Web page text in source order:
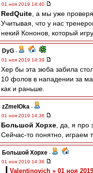
01 ноя 2019 14:40
RedQuite , а мы уже
Учитывая, что у нас
некий Кононов, который
DyG -
01 ноя 2019 14:39
Хер бы эта зюба забила
10 фолов в нападении за
как и раньше.
zZmeIOka -
01 ноя 2019 14:36
Большой Хорхе , да, я про
Сейчас-то понятно, играем
Большой Хорхе -
01 ноя 2019 14:36
Valentinovich » 01 ноя